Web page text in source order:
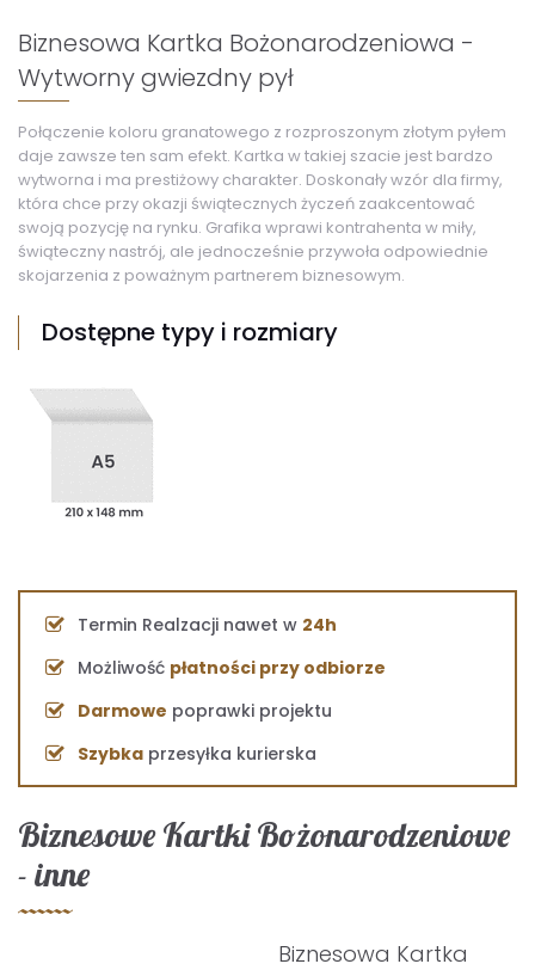
Biznesowa Kartka Bożonarodzeniowa -
Wytworny gwiezdny pył
Połączenie koloru granatowego z rozproszonym złotym pyłem
daje zawsze ten sam efekt. Kartka w takiej szacie jest bardzo
wytworna i ma prestiżowy charakter. Doskonały wzór dla firmy,
która chce przy okazji świątecznych życzeń zaakcentować
swoją pozycję na rynku. Grafika wprawi kontrahenta w miły,
świąteczny nastrój, ale jednocześnie przywoła odpowiednie
skojarzenia z poważnym partnerem biznesowym.
Dostępne typy i rozmiary
Biznesowe Kartki Bożonarodzeniowe
- inne
Biznesowa Kartka
Termin Realzacji nawet w 24h
Możliwość płatności przy odbiorze
Darmowe poprawki projektu
Szybka przesyłka kurierska